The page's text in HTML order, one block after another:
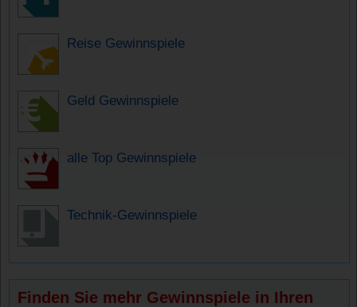
Reise Gewinnspiele
Geld Gewinnspiele
alle Top Gewinnspiele
Technik-Gewinnspiele
Finden Sie mehr Gewinnspiele in Ihren